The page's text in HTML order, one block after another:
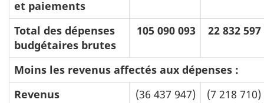
et paiements
Total des dépenses
budgétaires brutes
105 090 093 22 832 597
Moins les revenus affectés aux dépenses :
Revenus
(36 437 947) (7 218 710)